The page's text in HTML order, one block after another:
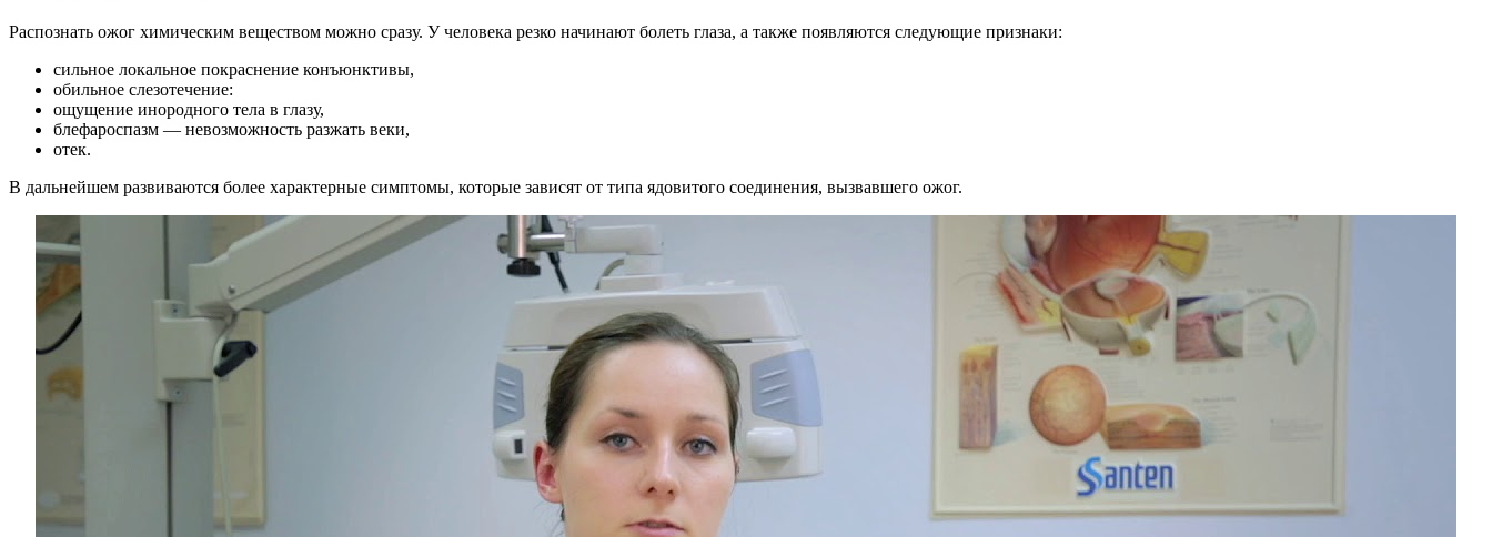
Распознать ожог химическим веществом можно сразу. У человека резко начинают болеть глаза, а также появляются следующие признаки:
сильное локальное покраснение конъюнктивы,
обильное слезотечение:
ощущение инородного тела в глазу,
блефароспазм — невозможность разжать веки,
отек.
В дальнейшем развиваются более характерные симптомы, которые зависят от типа ядовитого соединения, вызвавшего ожог.